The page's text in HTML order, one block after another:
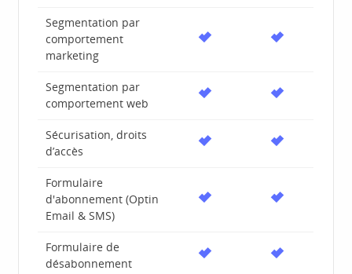
Segmentation par
comportement
marketing
Segmentation par
comportement web
Sécurisation, droits
d’accès
Formulaire
d'abonnement (Optin
Email & SMS)
Formulaire de
désabonnement